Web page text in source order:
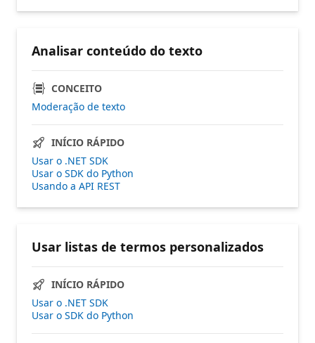
Analisar conteúdo do texto
CONCEITO
Moderação de texto
INÍCIO RÁPIDO
Usar o .NET SDK
Usar o SDK do Python
Usando a API REST
Usar listas de termos personalizados
INÍCIO RÁPIDO
Usar o .NET SDK
Usar o SDK do Python